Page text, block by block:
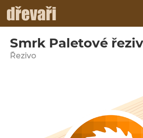
Smrk Paletové
Řezivo